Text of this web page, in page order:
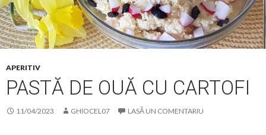
APERITIV
PASTĂ DE OUĂ CU CARTOFI
11/04/2023 GHIOCEL07 LASĂ UN COMENTARIU